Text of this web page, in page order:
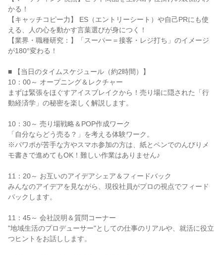
かる！
【キャッチコピー力】 ES（エントリーシート）や自己PRにも使
える、人の心を動かす言葉選びが身につく！
【業界・職種研究：】「スーパー＝接客・レジ打ち」のイメージ
が180°変わる！
■ 【当日のタイムスケジュール（約2時間）】
10：00～ オープニング＆レクチャー
まずは緊張をほぐすアイスブレイクから！売り場に隠された「行
動経済学」の秘密を楽しく解説します。
10：30～ 売り場戦略＆POP作成ワーク
「自分ならどう売る？」を考える体験ワーク。
※パワポが苦手な方やスマホ参加の方は、紙とペンでのんびりメ
モ書きで進めてもOK！難しい作業はありません♪
11：20～ お互いのアイデアシェア＆フィードバック
みんなのアイデアを見ながら、現役社員がプロの視点でフィード
バックします。
11：45～ 会社説明＆質問コーナー
"地域生活のプロデューサー"としての仕事のリアルや、就活に役立
つヒントをお話しします。